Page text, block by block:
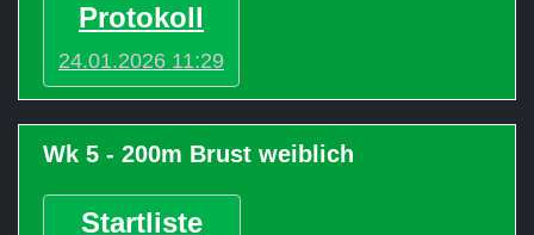
Protokoll
24.01.2026 11:29
Wk 5 - 200m Brust weiblich
Startliste